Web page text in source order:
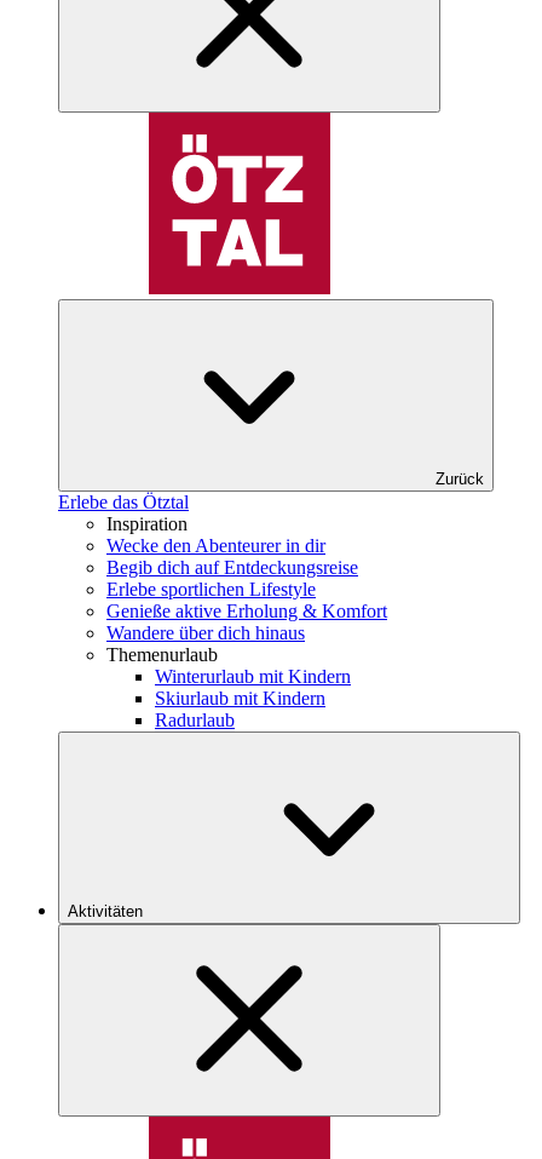
Zurück
Erlebe das Ötztal
Inspiration
Wecke den Abenteurer in dir
Begib dich auf Entdeckungsreise
Erlebe sportlichen Lifestyle
Genieße aktive Erholung & Komfort
Wandere über dich hinaus
Themenurlaub
Winterurlaub mit Kindern
Skiurlaub mit Kindern
Radurlaub
Aktivitäten